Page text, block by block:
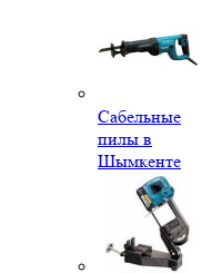
Сабельные
пилы в
Шымкенте